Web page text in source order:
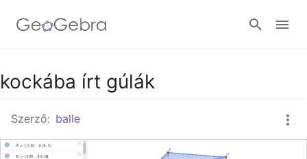
Google Classroom
GeoGebra Classroom
kockába írt gúlák
Szerző: balle